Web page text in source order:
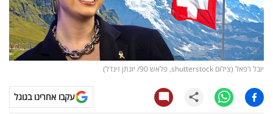
עסקית
קריפטו
ויראלי
טלוויזיה
יובל רפאל (צילום shutterstock, פלאש 90/ יונתן זינדל)
עקבו אחרינו בגוגל